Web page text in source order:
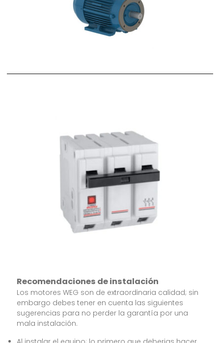
Recomendaciones de instalación
Los motores WEG son de extraordinaria calidad; sin
embargo debes tener en cuenta las siguientes
sugerencias para no perder la garantía por una
mala instalación.